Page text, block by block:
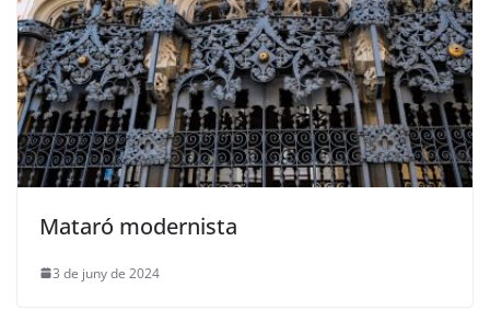
Mataró modernista
3 de juny de 2024